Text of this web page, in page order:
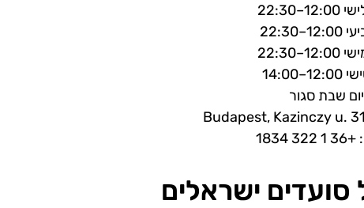
יום שבת סגור
: +36 1 322 1834
ישראלים